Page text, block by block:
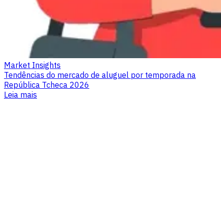
Market Insights
Tendências do mercado de aluguel por temporada na
República Tcheca 2026
Leia mais